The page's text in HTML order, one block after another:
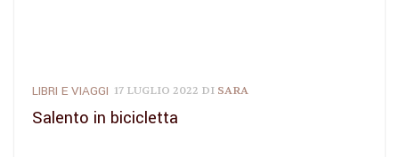
LIBRI E VIAGGI 17 LUGLIO 2022 DI SARA
Salento in bicicletta